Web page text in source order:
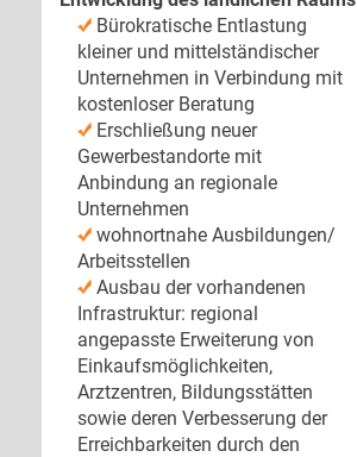
Bürokratische Entlastung
kleiner und mittelständischer
Unternehmen in Verbindung mit
kostenloser Beratung
Erschließung neuer
Gewerbestandorte mit
Anbindung an regionale
Unternehmen
wohnortnahe Ausbildungen/
Arbeitsstellen
Ausbau der vorhandenen
Infrastruktur: regional
angepasste Erweiterung von
Einkaufsmöglichkeiten,
Arztzentren, Bildungsstätten
sowie deren Verbesserung der
Erreichbarkeiten durch den